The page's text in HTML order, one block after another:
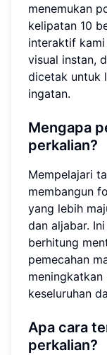
menemukan
kelipatan 10
interaktif
visual instan,
dicetak untuk
ingatan.
Mengapa
perkalian?
Mempelajari
membangun
yang lebih
dan aljabar.
berhitung
pemecahan
keseluruhan
Apa cara
perkalian?